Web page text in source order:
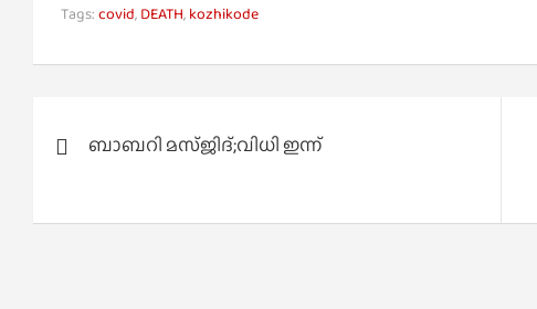
Tags: covid, DEATH, kozhikode
navigation
ബാബറി മസ്ജിദ്;വിധി ഇന്ന്